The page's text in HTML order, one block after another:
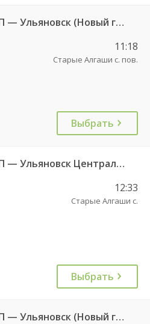
Новочебоксарск г. ДКП — Ульяновск (Новый город) 1156
11:18
Старые Алгаши с. пов.
Выбрать
Новочебоксарск г. ДКП — Ульяновск Центральный АВ 695
12:33
Старые Алгаши с.
Выбрать
Новочебоксарск г. ДКП — Ульяновск (Новый город) 1156